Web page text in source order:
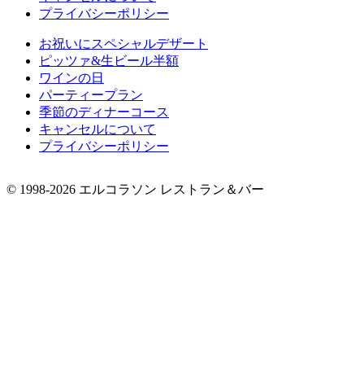
プライバシーポリシー
お祝いにスペシャルデザート
ピッツァ&生ビール半額
ワインの日
パーティープラン
季節のディナーコース
キャンセルについて
プライバシーポリシー
©︎ 1998-2026 エルコラソン レストラン＆バー